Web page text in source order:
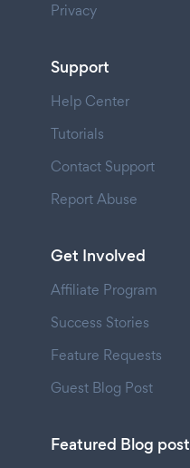
Privacy
Support
Help Center
Tutorials
Contact Support
Report Abuse
Get Involved
Affiliate Program
Success Stories
Feature Requests
Guest Blog Post
Featured Blog post